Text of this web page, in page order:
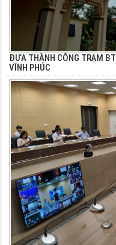
ĐƯA THÀNH CÔNG TRẠM
VĨNH PHÚC